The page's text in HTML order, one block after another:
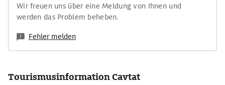
Wir freuen uns über eine Meldung von Ihnen und
werden das Problem beheben.
Fehler melden
Tourismusinformation Cavtat